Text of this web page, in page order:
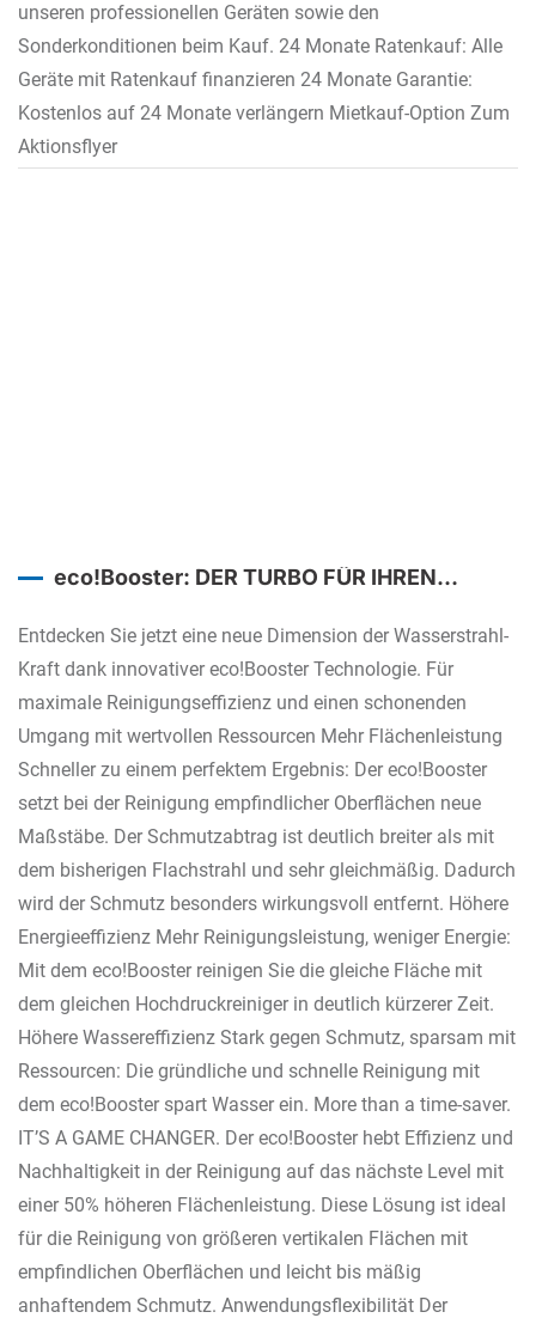
unseren professionellen Geräten sowie den
Sonderkonditionen beim Kauf. 24 Monate Ratenkauf: Alle
Geräte mit Ratenkauf finanzieren 24 Monate Garantie:
Kostenlos auf 24 Monate verlängern Mietkauf-Option Zum
Aktionsflyer
eco!Booster: DER TURBO FÜR IHREN
Entdecken Sie jetzt eine neue Dimension der Wasserstrahl-
Kraft dank innovativer eco!Booster Technologie. Für
maximale Reinigungseffizienz und einen schonenden
Umgang mit wertvollen Ressourcen Mehr Flächenleistung
Schneller zu einem perfektem Ergebnis: Der eco!Booster
setzt bei der Reinigung empfindlicher Oberflächen neue
Maßstäbe. Der Schmutzabtrag ist deutlich breiter als mit
dem bisherigen Flachstrahl und sehr gleichmäßig. Dadurch
wird der Schmutz besonders wirkungsvoll entfernt. Höhere
Energieeffizienz Mehr Reinigungsleistung, weniger Energie:
Mit dem eco!Booster reinigen Sie die gleiche Fläche mit
dem gleichen Hochdruckreiniger in deutlich kürzerer Zeit.
Höhere Wassereffizienz Stark gegen Schmutz, sparsam mit
Ressourcen: Die gründliche und schnelle Reinigung mit
dem eco!Booster spart Wasser ein. More than a time-saver.
IT’S A GAME CHANGER. Der eco!Booster hebt Effizienz und
Nachhaltigkeit in der Reinigung auf das nächste Level mit
einer 50% höheren Flächenleistung. Diese Lösung ist ideal
für die Reinigung von größeren vertikalen Flächen mit
empfindlichen Oberflächen und leicht bis mäßig
anhaftendem Schmutz. Anwendungsflexibilität Der